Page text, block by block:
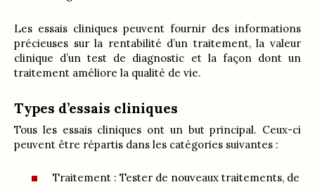
Les essais cliniques peuvent fournir des informations
précieuses sur la rentabilité d’un traitement, la valeur
clinique d’un test de diagnostic et la façon dont un
traitement améliore la qualité de vie.
Types d’essais cliniques
Tous les essais cliniques ont un but principal. Ceux-ci
peuvent être répartis dans les catégories suivantes :
Traitement : Tester de nouveaux traitements, de